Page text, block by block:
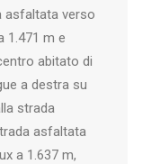
asfaltata verso
1.471 m e
abitato di
a destra su
strada
asfaltata
a 1.637 m,